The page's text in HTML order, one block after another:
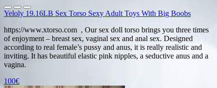
Yeloly 19.16LB Sex Torso Sexy Adult Toys With Big Boobs
https://www.xtorso.com , Our sex doll torso brings you three times
of enjoyment – breast sex, vaginal sex and anal sex. Designed
according to real female’s pussy and anus, it is really realistic and
inviting. It has beautiful elastic pink nipples, a seductive anus and a
vagina.
100€